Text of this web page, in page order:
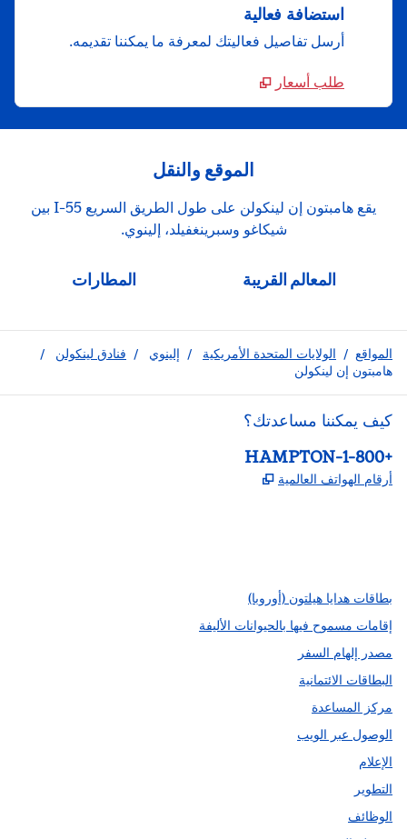
استضافة فعالية
أرسل تفاصيل فعاليتك لمعرفة ما يمكننا تقديمه.
طلب أسعار
الموقع والنقل
يقع هامبتون إن لينكولن على طول الطريق السريع I-55 بين
شيكاغو وسبرينغفيلد، إلينوي.
المعالم القريبة المطارات
المواقع / الولايات المتحدة الأمريكية / إلينوي / فنادق لينكولن
/
هامبتون إن لينكولن
كيف يمكننا مساعدتك؟
الهاتف:
+1-800-HAMPTON
أرقام الهواتف العالمية
بطاقات هدايا هيلتون (أوروبا)
إقامات مسموح فيها بالحيوانات الأليفة
مصدر إلهام السفر
البطاقات الائتمانية
مركز المساعدة
الوصول عبر الويب
الإعلام
التطوير
الوظائف